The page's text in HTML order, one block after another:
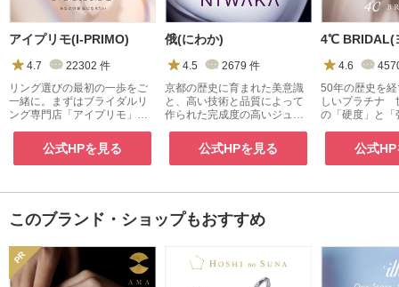
アイプリモ(I-PRIMO)
4.7 22302 件
リング選びの最初の一歩をご
一緒に。まずはブライダルリ
ング専門店「アイプリモ」
公式HPを見る
俄(にわか)
4.5 2679 件
京都の歴史に育まれた美意識
と、高い技術と品質によって
作られた完成度の高いジュエ
公式HPを見る
4.6
50年の歴史を
しいプラチナ
の「硬度」と「
公式
このブランド・ショップもおすすめ